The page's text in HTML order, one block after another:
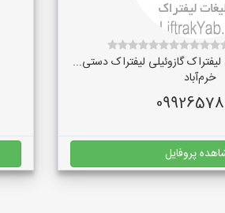
گازوئیلی لیفتراک دستی...
خرم‌آباد
پروفایل